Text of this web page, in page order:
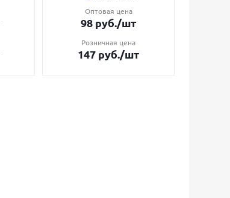
Оптовая цена
98 руб./шт
Розничная цена
147 руб./шт